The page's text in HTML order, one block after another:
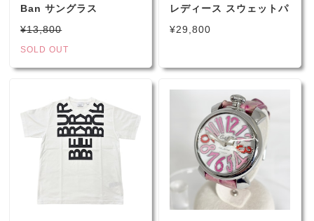
Ban サングラス
RB3016 クラブマスター
ブラック/グリーン UVカ
¥13,800
SOLD OUT
レディース スウェットパ
ンツ コントラストトリム
¥29,800